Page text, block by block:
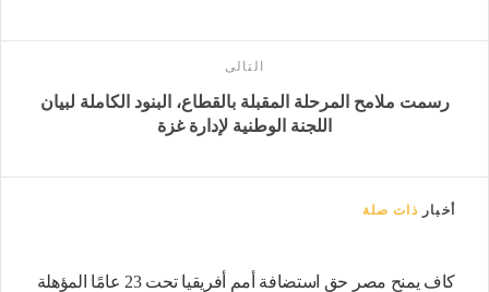
التالى
رسمت ملامح المرحلة المقبلة بالقطاع، البنود الكاملة لبيان
اللجنة الوطنية لإدارة غزة
أخبار ذات صلة
كاف يمنح مصر حق استضافة أمم أفريقيا تحت 23 عامًا المؤهلة